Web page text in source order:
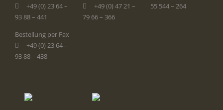
+49 (0) 23 64 –
93 88 – 441
Bestellung per Fax
+49 (0) 23 64 –
93 88 – 438
+49 (0) 47 21 –
79 66 – 366
55 544 – 264